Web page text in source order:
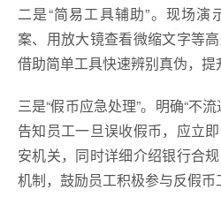
二是“简易工具辅助”。现场
案、用放大镜查看微缩文字等
借助简单工具快速辨别真伪，提
三是“假币应急处理”。明确“不
告知员工一旦误收假币，应立
安机关，同时详细介绍银行合
机制，鼓励员工积极参与反假币